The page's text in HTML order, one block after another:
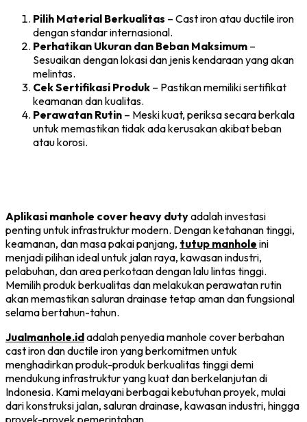
Pilih Material Berkualitas – Cast iron atau ductile iron
dengan standar internasional.
Perhatikan Ukuran dan Beban Maksimum –
Sesuaikan dengan lokasi dan jenis kendaraan yang akan
melintas.
Cek Sertifikasi Produk – Pastikan memiliki sertifikat
keamanan dan kualitas.
Perawatan Rutin – Meski kuat, periksa secara berkala
untuk memastikan tidak ada kerusakan akibat beban
atau korosi.
Aplikasi manhole cover heavy dutyadalah investasi
penting untuk infrastruktur modern. Dengan ketahanan tinggi,
keamanan, dan masa pakai panjang, tutup manhole ini
menjadi pilihan ideal untuk jalan raya, kawasan industri,
pelabuhan, dan area perkotaan dengan lalu lintas tinggi.
Memilih produk berkualitas dan melakukan perawatan rutin
akan memastikan saluran drainase tetap aman dan fungsional
selama bertahun-tahun.
Jualmanhole.idadalah penyedia manhole cover berbahan
cast iron dan ductile iron yang berkomitmen untuk
menghadirkan produk-produk berkualitas tinggi demi
mendukung infrastruktur yang kuat dan berkelanjutan di
Indonesia. Kami melayani berbagai kebutuhan proyek, mulai
dari konstruksi jalan, saluran drainase, kawasan industri, hingga